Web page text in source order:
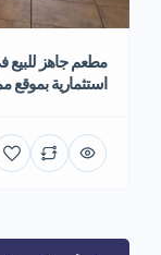
مطعم جاهز للبيع
استثمارية بموقع